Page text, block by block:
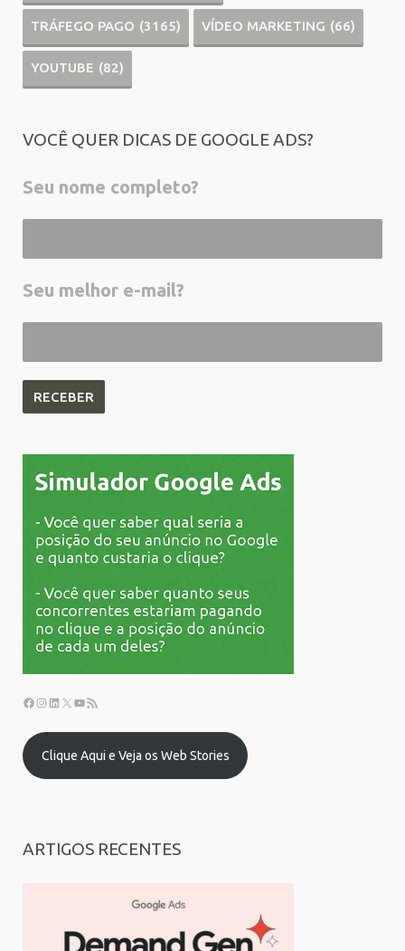
TRÁFEGO PAGO (3165) VÍDEO MARKETING (66)
YOUTUBE (82)
VOCÊ QUER DICAS DE GOOGLE ADS?
Seu nome completo?
Seu melhor e-mail?
Clique Aqui e Veja os Web Stories
ARTIGOS RECENTES